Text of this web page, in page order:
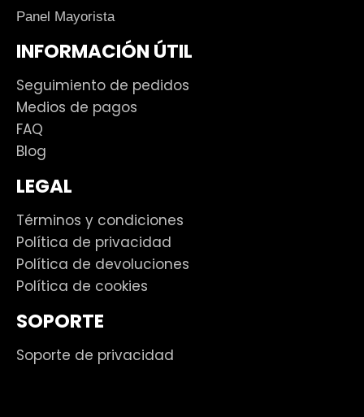
Panel Mayorista
INFORMACIÓN ÚTIL
Seguimiento de pedidos
Medios de pagos
FAQ
Blog
LEGAL
Términos y condiciones
Política de privacidad
Política de devoluciones
Política de cookies
SOPORTE
Soporte de privacidad